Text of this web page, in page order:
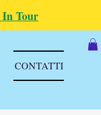
Tour
CONTATTI